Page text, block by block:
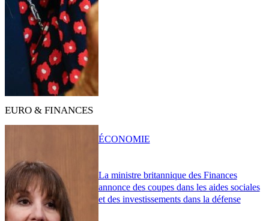
EURO & FINANCES
La ministre britannique des Finances
annonce des coupes dans les aides sociales
et des investissements dans la défense
ÉCONOMIE